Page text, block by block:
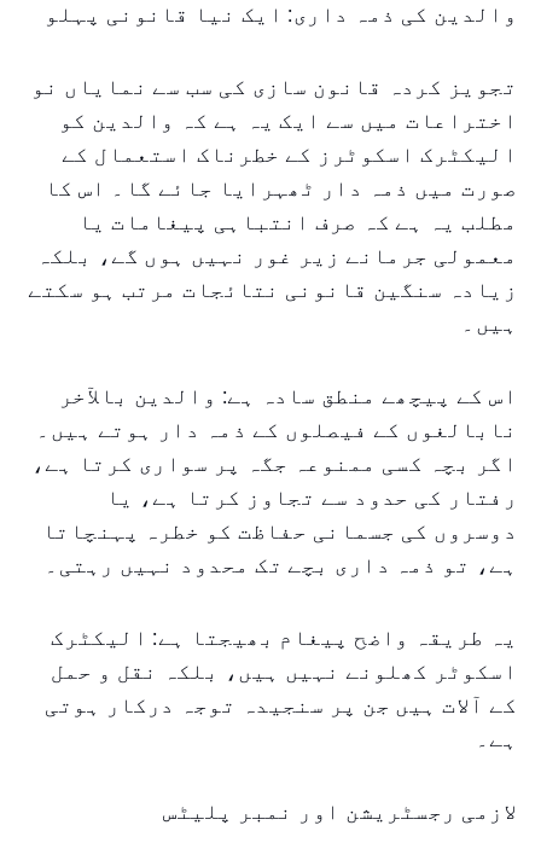
والدین کی ذمہ داری: ایک نیا قانونی پہلو
تجویز کردہ قانون سازی کی سب سے نمایاں نو
اختراعات میں سے ایک یہ ہے کہ والدین کو
الیکٹرک اسکوٹرز کے خطرناک استعمال کے
صورت میں ذمہ دار ٹھہرایا جائے گا۔ اس کا
مطلب یہ ہے کہ صرف انتباہی پیغامات یا
معمولی جرمانے زیر غور نہیں ہوں گے، بلکہ
زیادہ سنگین قانونی نتائجات مرتب ہو سکتے
ہیں۔
اس کے پیچھے منطق سادہ ہے: والدین بالآخر
نابالغوں کے فیصلوں کے ذمہ دار ہوتے ہیں۔
اگر بچہ کسی ممنوعہ جگہ پر سواری کرتا ہے،
رفتار کی حدود سے تجاوز کرتا ہے، یا
دوسروں کی جسمانی حفاظت کو خطرہ پہنچاتا
ہے، تو ذمہ داری بچے تک محدود نہیں رہتی۔
یہ طریقہ واضح پیغام بھیجتا ہے: الیکٹرک
اسکوٹر کھلونے نہیں ہیں، بلکہ نقل و حمل
کے آلات ہیں جن پر سنجیدہ توجہ درکار ہوتی
ہے۔
لازمی رجسٹریشن اور نمبر پلیٹس